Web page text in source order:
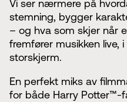
Vi ser nærmere på
stemning, bygger
– og hva som skjer når
fremfører musikken live,
storskjerm.
En perfekt miks av
for både Harry Potter™-